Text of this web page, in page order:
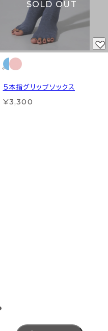
SOLD OUT
5本指グリップソックス
¥3,300